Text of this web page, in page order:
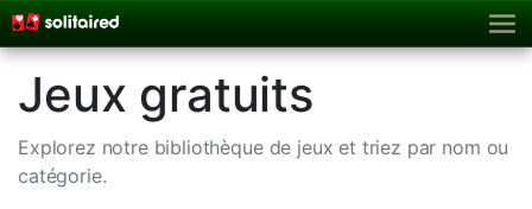
Jeux gratuits
Explorez notre bibliothèque de jeux et triez par nom ou
catégorie.